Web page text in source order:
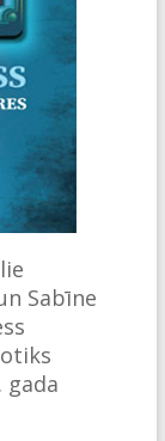
Sabīne
gada